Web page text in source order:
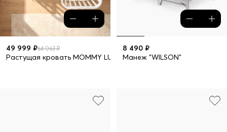
49 999 ₽64 063 ₽
Растущая кровать MOMMY LUX в наборе 10 предметов
8 490 ₽
Манеж "WILSON"